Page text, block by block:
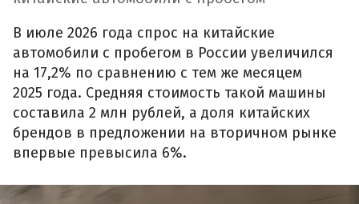
В июле 2026 года спрос на китайские
автомобили с пробегом в России увеличился
на 17,2% по сравнению с тем же месяцем
2025 года. Средняя стоимость такой машины
составила 2 млн рублей, а доля китайских
брендов в предложении на вторичном рынке
впервые превысила 6%.